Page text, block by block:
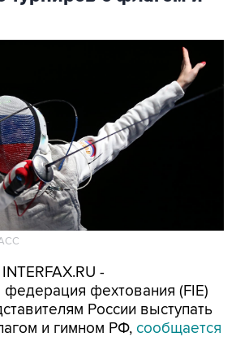
-
фехтования (FIE)
России выступать
и гимном РФ, сообщается